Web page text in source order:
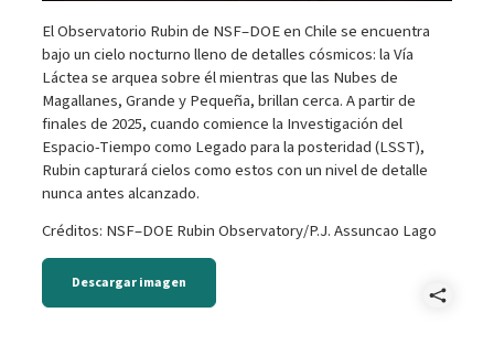
El Observatorio Rubin de NSF–DOE en Chile se encuentra
bajo un cielo nocturno lleno de detalles cósmicos: la Vía
Láctea se arquea sobre él mientras que las Nubes de
Magallanes, Grande y Pequeña, brillan cerca. A partir de
finales de 2025, cuando comience la Investigación del
Espacio-Tiempo como Legado para la posteridad (LSST),
Rubin capturará cielos como estos con un nivel de detalle
nunca antes alcanzado.
Créditos: NSF–DOE Rubin Observatory/P.J. Assuncao Lago
Descargar imagen